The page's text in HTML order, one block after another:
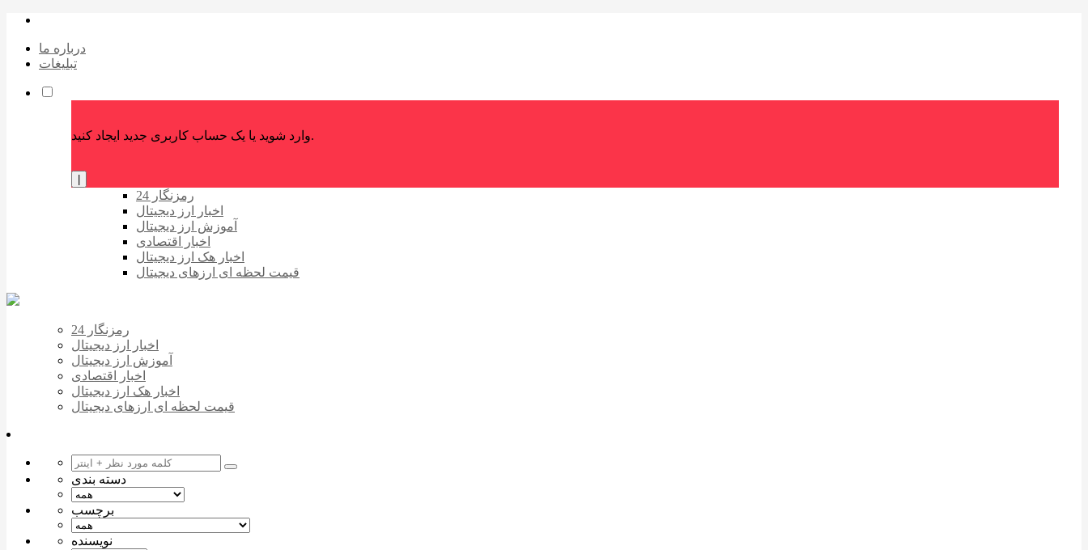
درباره ما
تبلیغات
وارد شوید یا یک حساب کاربری جدید ایجاد کنید.
رمزنگار 24
اخبار ارز دیجیتال
آموزش ارز دیجیتال
اخبار اقتصادی
اخبار هک ارز دیجیتال
قیمت لحظه ای ارزهای دیجیتال
رمزنگار 24
اخبار ارز دیجیتال
آموزش ارز دیجیتال
اخبار اقتصادی
اخبار هک ارز دیجیتال
قیمت لحظه ای ارزهای دیجیتال
دسته بندی
برچسب
نویسنده